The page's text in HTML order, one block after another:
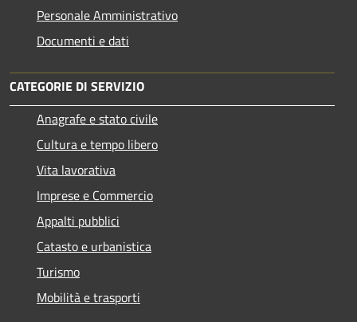
Personale Amministrativo
Documenti e dati
CATEGORIE DI SERVIZIO
Anagrafe e stato civile
Cultura e tempo libero
Vita lavorativa
Imprese e Commercio
Appalti pubblici
Catasto e urbanistica
Turismo
Mobilità e trasporti